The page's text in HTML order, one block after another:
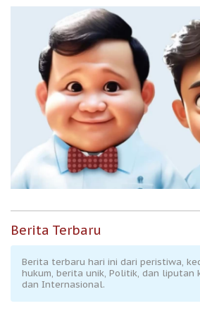
Berita Terbaru
Berita terbaru hari ini dari peristiwa,
hukum, berita unik, Politik, dan liputan
dan Internasional.